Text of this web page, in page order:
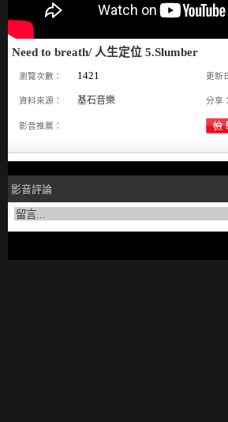
Need to breath/ 人生定位 5.Slumber
瀏覽次數： 1421 更新
資料來源： 基石音樂 分享：
影音推薦：
影音評論